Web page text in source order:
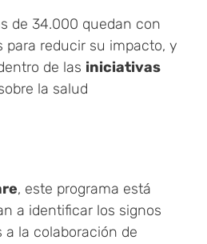
de 34.000 quedan con
para reducir su impacto, y
de las iniciativas
la salud
, este programa está
a identificar los signos
la colaboración de